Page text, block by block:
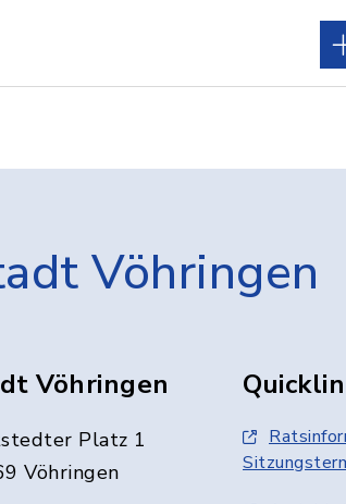
Vöhringen
Vöhringen
Platz 1
Vöhringen